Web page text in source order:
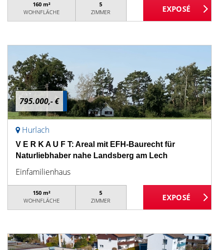
160 m²
WOHNFLÄCHE
5
ZIMMER
795.000,- €
Hurlach
V E R K A U F T: Areal mit EFH-Baurecht für
Naturliebhaber nahe Landsberg am Lech
Einfamilienhaus
150 m²
WOHNFLÄCHE
5
ZIMMER